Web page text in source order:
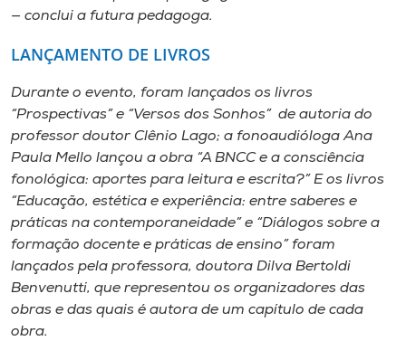
— conclui a futura pedagoga.
LANÇAMENTO DE LIVROS
Durante o evento, foram lançados os livros
“Prospectivas” e “Versos dos Sonhos” de autoria do
professor doutor Clênio Lago; a fonoaudióloga Ana
Paula Mello lançou a obra “A BNCC e a consciência
fonológica: aportes para leitura e escrita?” E os livros
“Educação, estética e experiência: entre saberes e
práticas na contemporaneidade” e “Diálogos sobre a
formação docente e práticas de ensino” foram
lançados pela professora, doutora Dilva Bertoldi
Benvenutti, que representou os organizadores das
obras e das quais é autora de um capítulo de cada
obra.